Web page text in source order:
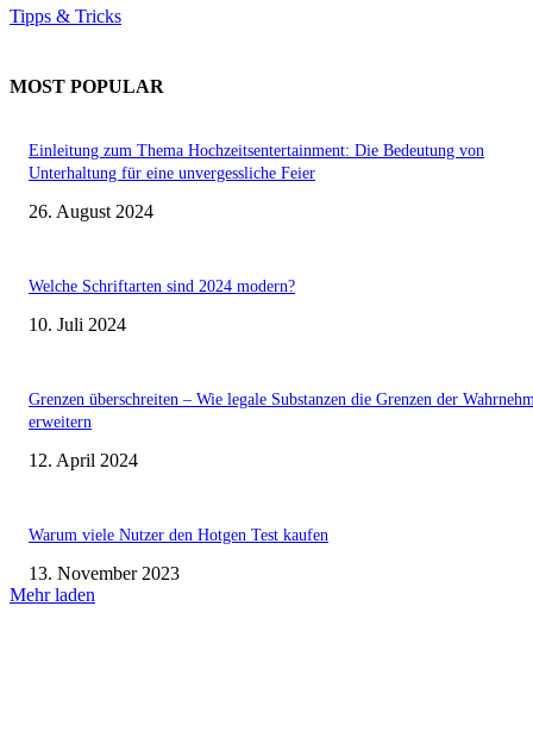
Tipps & Tricks
MOST POPULAR
Einleitung zum Thema Hochzeitsentertainment: Die Bedeutung von
Unterhaltung für eine unvergessliche Feier
26. August 2024
Welche Schriftarten sind 2024 modern?
10. Juli 2024
Grenzen überschreiten – Wie legale Substanzen die Grenzen der
erweitern
12. April 2024
Warum viele Nutzer den Hotgen Test kaufen
13. November 2023
Mehr laden